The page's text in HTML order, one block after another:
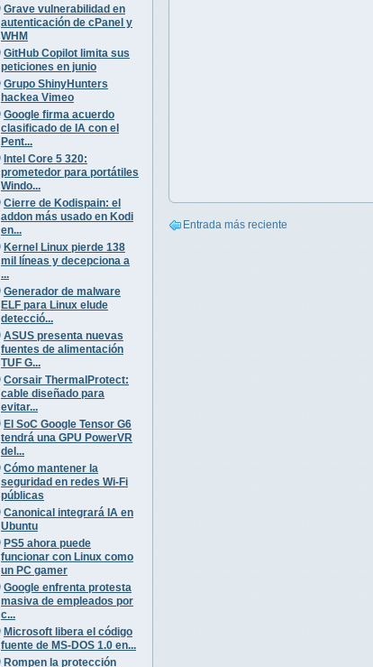
Grave vulnerabilidad en
autenticación de cPanel y
WHM
GitHub Copilot limita sus
peticiones en junio
Grupo ShinyHunters
hackea Vimeo
Google firma acuerdo
clasificado de IA con el
Pent...
Intel Core 5 320:
prometedor para portátiles
Windo...
Cierre de Kodispain: el
addon más usado en Kodi
en...
Kernel Linux pierde 138
mil líneas y decepciona a
...
Generador de malware
ELF para Linux elude
detecció...
ASUS presenta nuevas
fuentes de alimentación
TUF G...
Corsair ThermalProtect:
cable diseñado para
evitar...
El SoC Google Tensor G6
tendrá una GPU PowerVR
del...
Cómo mantener la
seguridad en redes Wi-Fi
públicas
Canonical integrará IA en
Ubuntu
PS5 ahora puede
funcionar con Linux como
un PC gamer
Google enfrenta protesta
masiva de empleados por
c...
Microsoft libera el código
fuente de MS-DOS 1.0 en...
Rompen la protección
Entrada más reciente